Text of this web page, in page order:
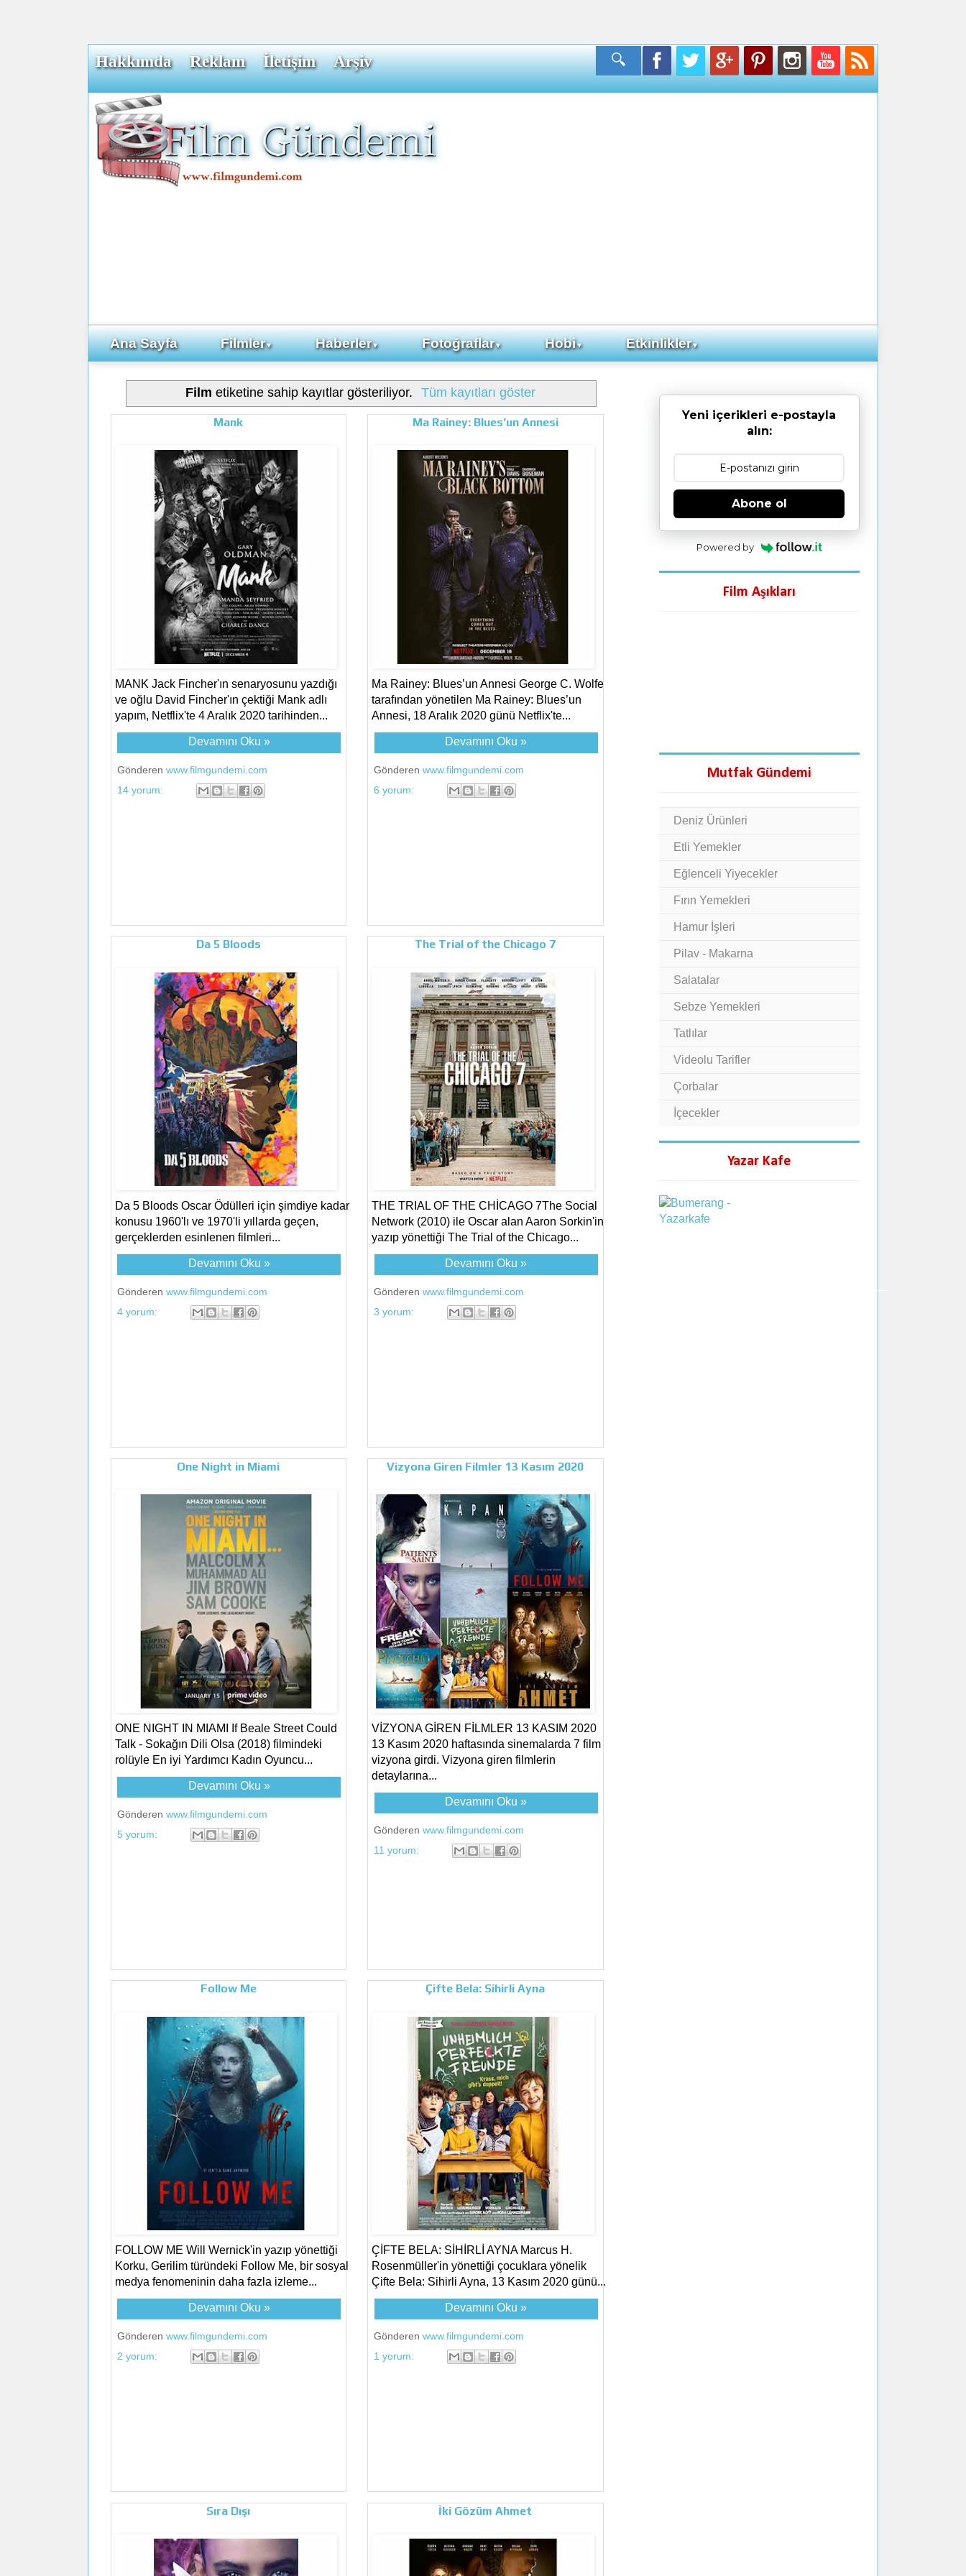
Hakkımda Reklam İletişim Arşiv
Ana Sayfa Filmler▼ Haberler▼ Fotoğraflar▼ Hobi▼ Etkinlikler▼
Film etiketine sahip kayıtlar gösteriliyor. Tüm kayıtları göster
Mank
MANK Jack Fincher'ın senaryosunu yazdığı
ve oğlu David Fincher'ın çektiği Mank adlı
yapım, Netflix'te 4 Aralık 2020 tarihinden...
Devamını Oku »
Gönderen www.filmgundemi.com
14 yorum:
Ma Rainey: Blues’un Annesi
Ma Rainey: Blues’un Annesi George C. Wolfe
tarafından yönetilen Ma Rainey: Blues’un
Annesi, 18 Aralık 2020 günü Netflix'te...
Devamını Oku »
Gönderenwww.filmgundemi.com
6 yorum:
Da 5 Bloods
Da 5 Bloods Oscar Ödülleri için şimdiye kadar
konusu 1960'lı ve 1970'li yıllarda geçen,
gerçeklerden esinlenen filmleri...
Devamını Oku »
Gönderen www.filmgundemi.com
4 yorum:
The Trial of the Chicago 7
THE TRIAL OF THE CHİCAGO 7The Social
Network (2010) ile Oscar alan Aaron Sorkin'in
yazıp yönettiği The Trial of the Chicago...
Devamını Oku »
Gönderenwww.filmgundemi.com
3 yorum:
One Night in Miami
ONE NIGHT IN MIAMI If Beale Street Could
Talk - Sokağın Dili Olsa (2018) filmindeki
rolüyle En iyi Yardımcı Kadın Oyuncu...
Devamını Oku »
Gönderen www.filmgundemi.com
5 yorum:
Vizyona Giren Filmler 13 Kasım 2020
VİZYONA GİREN FİLMLER 13 KASIM 2020
13 Kasım 2020 haftasında sinemalarda 7 film
vizyona girdi. Vizyona giren filmlerin
detaylarına...
Devamını Oku »
Gönderenwww.filmgundemi.com
11 yorum:
Follow Me
FOLLOW ME Will Wernick'in yazıp yönettiği
Korku, Gerilim türündeki Follow Me, bir sosyal
medya fenomeninin daha fazla izleme...
Devamını Oku »
Gönderen www.filmgundemi.com
2 yorum:
Çifte Bela: Sihirli Ayna
ÇİFTE BELA: SİHİRLİ AYNA Marcus H.
Rosenmüller'in yönettiği çocuklara yönelik
Çifte Bela: Sihirli Ayna, 13 Kasım 2020 günü...
Devamını Oku »
Gönderenwww.filmgundemi.com
1 yorum:
Sıra Dışı İki Gözüm Ahmet
Yeni içerikleri e-postayla
alın:
Abone ol
Powered by
Film Aşıkları
Mutfak Gündemi
Deniz Ürünleri
Etli Yemekler
Eğlenceli Yiyecekler
Fırın Yemekleri
Hamur İşleri
Pilav - Makarna
Salatalar
Sebze Yemekleri
Tatlılar
Videolu Tarifler
Çorbalar
İçecekler
Yazar Kafe